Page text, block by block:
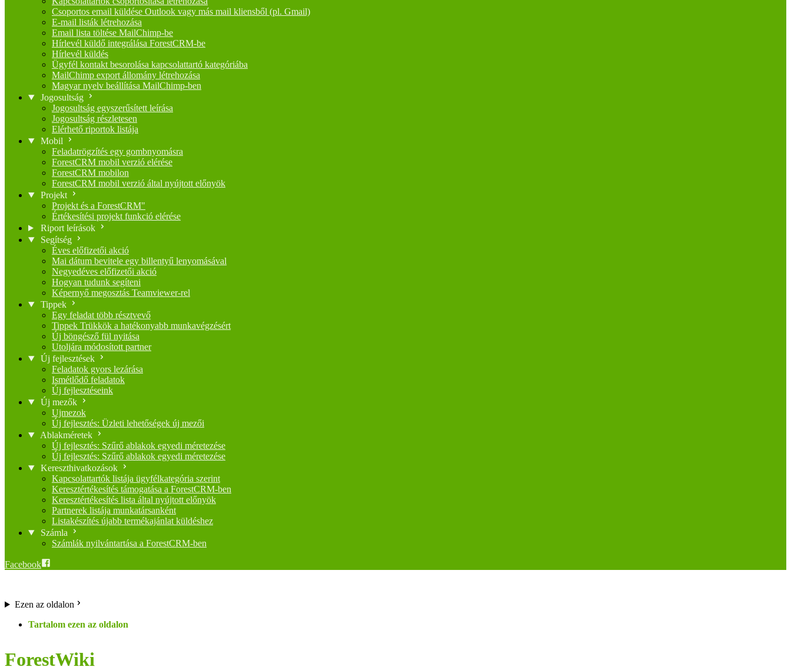
Csoportos email küldése Outlook vagy más mail kliensből (pl. Gmail)
E-mail listák létrehozása
Email lista töltése MailChimp-be
Hírlevél küldő integrálása ForestCRM-be
Hírlevél küldés
Ügyfél kontakt besorolása kapcsolattartó kategóriába
MailChimp export állomány létrehozása
Magyar nyelv beállítása MailChimp-ben
Jogosultság
Jogosultság egyszerűsített leírása
Jogosultság részletesen
Elérhető riportok listája
Mobil
Feladatrögzítés egy gombnyomásra
ForestCRM mobil verzió elérése
ForestCRM mobilon
ForestCRM mobil verzió által nyújtott előnyök
Projekt
Projekt és a ForestCRM"
Értékesítési projekt funkció elérése
Riport leírások
Segítség
Éves előfizetői akció
Mai dátum bevitele egy billentyű lenyomásával
Negyedéves előfizetői akció
Hogyan tudunk segíteni
Képernyő megosztás Teamviewer-rel
Tippek
Egy feladat több résztvevő
Tippek Trükkök a hatékonyabb munkavégzésért
Új böngésző fül nyitása
Utoljára módosított partner
Új fejlesztések
Feladatok gyors lezárása
Ismétlődő feladatok
Új fejlesztéseink
Új mezők
Ujmezok
Új fejlesztés: Üzleti lehetőségek új mezői
Ablakméretek
Új fejlesztés: Szűrő ablakok egyedi méretezése
Új fejlesztés: Szűrő ablakok egyedi méretezése
Kereszthivatkozások
Kapcsolattartók listája ügyfélkategória szerint
Keresztértékesítés támogatása a ForestCRM-ben
Keresztértékesítés lista által nyújtott előnyök
Partnerek listája munkatársanként
Listakészítés újabb termékajánlat küldéshez
Számla
Számlák nyilvántartása a ForestCRM-ben
Facebook
Ezen az oldalon
ForestWiki